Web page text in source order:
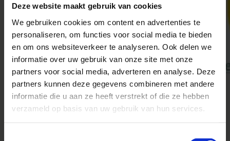
Deze website maakt gebruik van cookies
We gebruiken cookies om content en advertenties te
personaliseren, om functies voor social media te bieden
en om ons websiteverkeer te analyseren. Ook delen we
informatie over uw gebruik van onze site met onze
partners voor social media, adverteren en analyse. Deze
partners kunnen deze gegevens combineren met andere
informatie die u aan ze heeft verstrekt of die ze hebben
verzameld op basis van uw gebruik van hun services.